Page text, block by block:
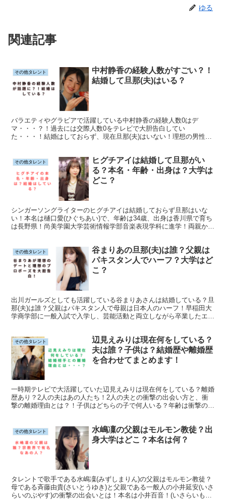
ゆる
関連記事
その他タレント
中村静香の経験人数がすごい？！
結婚して旦那(夫)はいる？
バラエティやグラビアで活躍している中村静香の経験人数0はデ
マ・・・？！過去には交際人数0をテレビで大胆告白してい
た・・・！結婚はしておらず、現在旦那(夫)はいない！理想の男性は
その他タレント
ヒグチアイは結婚して旦那がい
る？本名・年齢・出身は？大学は
どこ？
シンガーソングライターのヒグチアイは結婚しておらず旦那はいな
い！本名は樋口愛(ひぐちあい)で、年齢は34歳、出身は香川県で育ち
は長野県！尚美学園大学芸術情報学部音楽表現学科に進学！両親から
その他タレント
谷まりあの旦那(夫)は誰？父親は
パキスタン人でハーフ？大学はど
こ？
出川ガールズとしても活躍している谷まりあさんは結婚している？旦
那(夫)は誰？父親はパキスタン人で母親は日本人のハーフ！早稲田大
学商学部に一般入試で入学し、芸能活動と両立しながら卒業したエリ
その他タレント
辺見えみりは現在何をしている？
夫は誰？子供は？結婚歴や離婚歴
を合わせてまとめます！
一時期テレビで大活躍していた辺見えみりは現在何をしている？離婚
歴あり？2人の夫はあの人たち！2人の夫との衝撃の出会い方と、衝
撃の離婚理由とは？！子供はどちらの子で何人いる？年齢は衝撃の
その他タレント
水嶋凜の父親はモルモン教徒？出
身大学はどこ？本名は何？
タレントで歌手である水嶋凜(みずしまりん)の父親はモルモン教徒？
母である斉藤由貴(さいとうゆき)と父親である一般人の小井延安(いさ
らいのぶやす)の衝撃の出会いとは！本名は小井百音！(いさらいもね)